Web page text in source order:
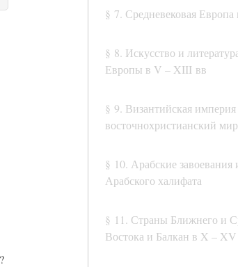
§ 7. Средневековая
§ 8. Искусство и
Европы в V – XIII вв
§ 9. Византийская
восточнохристианский мир
§ 10. Арабские завоевания
Арабского халифата
§ 11. Страны Ближнего и
Востока и Балкан в X –